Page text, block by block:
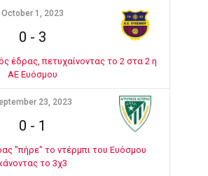
October 1, 2023
0 - 3
έδρας, πετυχαίνοντας το 2 στα 2 η
ΑΕ Ευόσμου
23, 2023
0 - 1
"πήρε" το ντέρμπι του Ευόσμου
το 3χ3